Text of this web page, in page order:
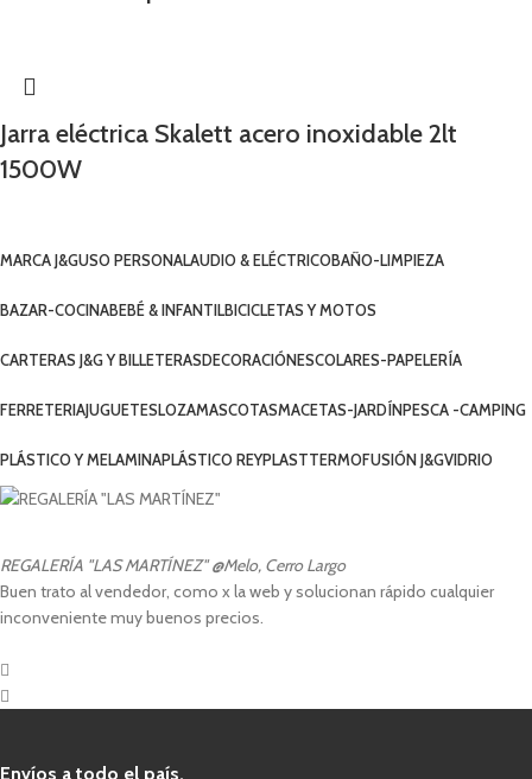
MARCA J&GUSO PERSONALAUDIO & ELÉCTRICOBAÑO-LIMPIEZA
BAZAR-COCINABEBÉ & INFANTILBICICLETAS Y MOTOS
CARTERAS J&G Y BILLETERASDECORACIÓNESCOLARES-PAPELERÍA
FERRETERIAJUGUETESLOZAMASCOTASMACETAS-JARDÍNPESCA -CAMPING
PLÁSTICO Y MELAMINAPLÁSTICO REYPLASTTERMOFUSIÓN J&GVIDRIO
Jarra eléctrica Skalett acero inoxidable 2lt
1500W
REGALERÍA "LAS MARTÍNEZ"@Melo, Cerro Largo
Buen trato al vendedor, como x la web y solucionan rápido cualquier
inconveniente muy buenos precios.
Envíos a todo el país.